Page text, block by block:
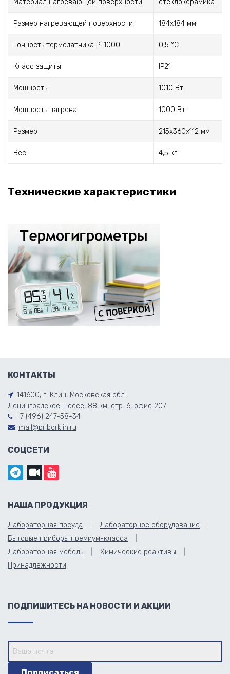
Размер нагревающей поверхности 184х184 мм
Точность термодатчика РТ1000 0,5 °С
Класс защиты IP21
Мощность 1010 Вт
Мощность нагрева 1000 Вт
Размер 215х360х112 мм
Вес 4,5 кг
Технические характеристики
КОНТАКТЫ
141600, г. Клин, Московская обл.,
Ленинградское шоссе, 88 км, стр. 6, офис 207
+7 (496) 247-58-34
mail@priborklin.ru
СОЦСЕТИ
НАША ПРОДУКЦИЯ
Лабораторная посуда
Лабораторное оборудование
Бытовые приборы премиум-класса
Лабораторная мебель
Химические реактивы
Принадлежности
ПОДПИШИТЕСЬ НА НОВОСТИ И АКЦИИ